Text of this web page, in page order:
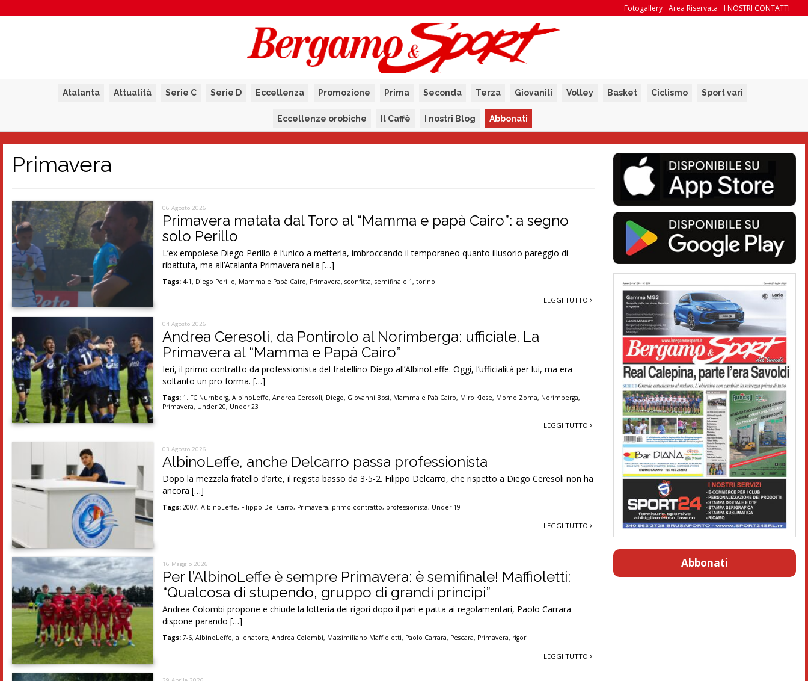
I NOSTRI CONTATTI
Area Riservata
Fotogallery
Atalanta Attualità Serie C Serie D Eccellenza Promozione Prima Seconda Terza Giovanili Volley Basket Ciclismo Sport vari
Eccellenze orobiche Il Caffè I nostri Blog Abbonati
Primavera
06 Agosto 2026
Primavera matata dal Toro al “Mamma e papà Cairo”: a segno
solo Perillo
L’ex empolese Diego Perillo è l’unico a metterla, imbroccando il temporaneo quanto illusorio pareggio di
ribattuta, ma all’Atalanta Primavera nella […]
Tags: 4-1, Diego Perillo, Mamma e Papà Cairo, Primavera,sconfitta,semifinale 1,torino
LEGGI TUTTO
04 Agosto 2026
Andrea Ceresoli, da Pontirolo al Norimberga: ufficiale. La
Primavera al “Mamma e Papà Cairo”
Ieri, il primo contratto da professionista del fratellino Diego all’AlbinoLeffe. Oggi, l’ufficialità per lui, ma era
soltanto un pro forma. […]
Tags: 1. FC Nurnberg,AlbinoLeffe,Andrea Ceresoli, Diego, Giovanni Bosi, Mamma e Paà Cairo, Miro Klose, Momo Zoma, Norimberga,
Primavera, Under 20, Under 23
LEGGI TUTTO
03 Agosto 2026
AlbinoLeffe, anche Delcarro passa professionista
Dopo la mezzala fratello d’arte, il regista basso da 3-5-2. Filippo Delcarro, che rispetto a Diego Ceresoli non ha
ancora […]
Tags: 2007,AlbinoLeffe, Filippo Del Carro, Primavera, primo contratto, professionista, Under 19
LEGGI TUTTO
16 Maggio 2026
Per l’AlbinoLeffe è sempre Primavera: è semifinale! Maffioletti:
“Qualcosa di stupendo, gruppo di grandi princìpi”
Andrea Colombi propone e chiude la lotteria dei rigori dopo il pari e patta ai regolamentari, Paolo Carrara
dispone parando […]
Tags: 7-6,AlbinoLeffe,allenatore,Andrea Colombi, Massimiliano Maffioletti, Paolo Carrara, Pescara, Primavera, rigori
LEGGI TUTTO
Abbonati